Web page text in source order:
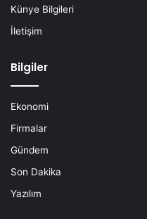
Künye Bilgileri
İletişim
Bilgiler
Ekonomi
Firmalar
Gündem
Son Dakika
Yazılım